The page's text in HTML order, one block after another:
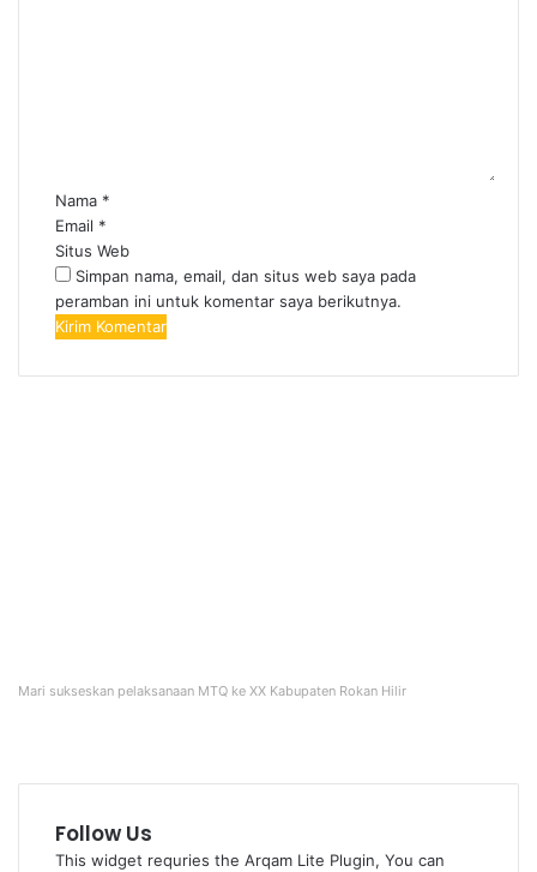
Nama *
Email *
Situs Web
Simpan nama, email, dan situs web saya pada
peramban ini untuk komentar saya berikutnya.
Mari sukseskan pelaksanaan MTQ ke XX Kabupaten Rokan Hilir
Follow Us
This widget requries the Arqam Lite Plugin, You can